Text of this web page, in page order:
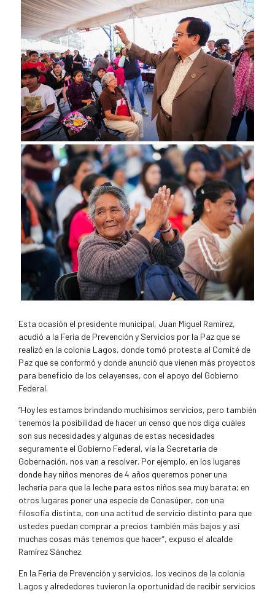
Esta ocasión el presidente municipal, Juan Miguel Ramírez,
acudió a la Feria de Prevención y Servicios por la Paz que se
realizó en la colonia Lagos, donde tomó protesta al Comité de
Paz que se conformó y donde anunció que vienen más proyectos
para beneficio de los celayenses, con el apoyo del Gobierno
Federal.
“Hoy les estamos brindando muchísimos servicios, pero también
tenemos la posibilidad de hacer un censo que nos diga cuáles
son sus necesidades y algunas de estas necesidades
seguramente el Gobierno Federal, vía la Secretaría de
Gobernación, nos van a resolver. Por ejemplo, en los lugares
donde hay niños menores de 4 años queremos poner una
lechería para que la leche para estos niños sea muy barata; en
otros lugares poner una especie de Conasúper, con una
filosofía distinta, con una actitud de servicio distinto para que
ustedes puedan comprar a precios también más bajos y así
muchas cosas más tenemos que hacer”, expuso el alcalde
Ramírez Sánchez.
En la Feria de Prevención y servicios, los vecinos de la colonia
Lagos y alrededores tuvieron la oportunidad de recibir servicios